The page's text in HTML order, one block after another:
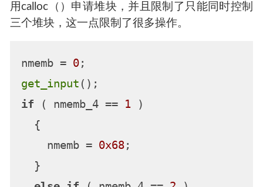
用calloc（）申请堆块，并且限制了只能同时控制
三个堆块，这一点限制了很多操作。
nmemb = 0
get_input
if ( nmemb_4 == 1 )
  {
    nmemb =
0x68;
  }